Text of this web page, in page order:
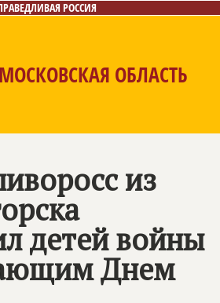
РОССИЯ
МОСКОВСКАЯ ОБЛАСТЬ
из
детей войны
Днем